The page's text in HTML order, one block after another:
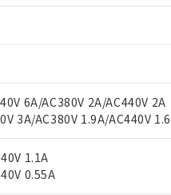
6A/AC380V 2A/AC440V 2A
3A/AC380V 1.9A/AC440V
1.1A
0.55A
ービスの対象外となる商品も
している更新日時点での社内
および標準価格とは異なる場
お取引先、またはお客様担当
ものが、含有品と判明した場
ム(Cd) 100ppm以下、
以下、フタル酸ブチルベンジル（
1000ppm以下
外項目は除く。
な使用がないことを確認しています。
値以下であることを示しま
値を超えていることを示しま
わせください。
: 100ppm、
) : 1000ppm、 PBDEs(ポリ臭化ジフ
、日本国政府の輸出許可(ま
破砕するなど、違法に輸出さ
学兵器、生物兵器またはその